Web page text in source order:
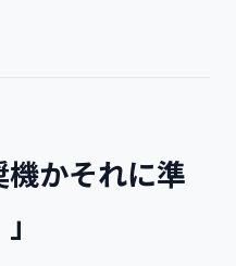
かそれに準